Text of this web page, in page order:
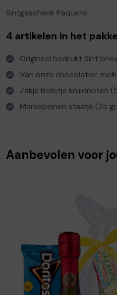
Sintgeschenk Paqueto
4 artikelen in het
Origineel bedrukt Sint
Van onze chocolatier,
Zakje Bolletje kruidnoten
Marsepeinen staafje (25
Aanbevolen voor